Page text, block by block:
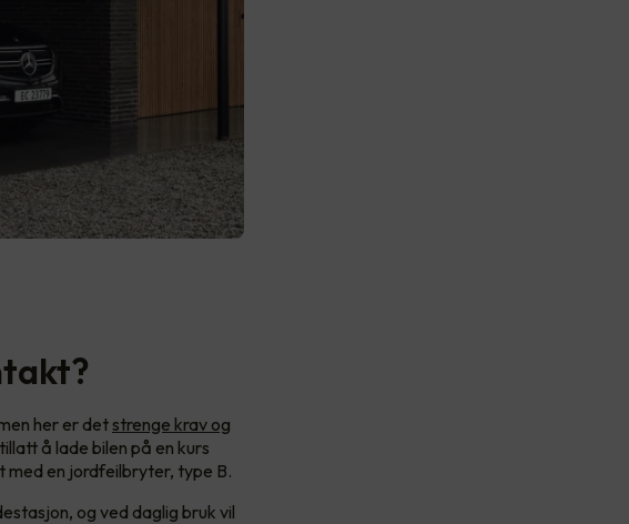
her er detstrenge krav og
å lade bilen på en kurs
med en jordfeilbryter, type B.
og ved daglig bruk vil